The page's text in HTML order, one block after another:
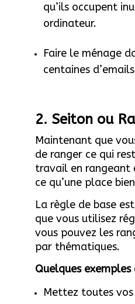
qu’ils occupent
ordinateur.
Faire le ménage
centaines
2. Seiton ou
Maintenant que
de ranger ce qui
travail en rangeant
ce qu’une place
La règle de base
que vous utilisez
vous pouvez les
par thématiques.
Quelques exemples
Mettez toutes